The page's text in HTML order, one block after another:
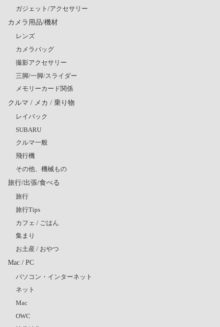
ガジェット/アクセサリー
カメラ用品/機材
レンズ
カメラバッグ
撮影アクセサリー
三脚/一脚/スライダー
メモリーカード関係
クルマ / メカ / 乗り物
レイバック
SUBARU
クルマ一般
飛行機
その他、機械もの
旅行/出張/食べる
旅行
旅行Tips
カフェ / ごはん
集まり
お土産 / おやつ
Mac / PC
パソコン・インターネット
ネット
Mac
OWC